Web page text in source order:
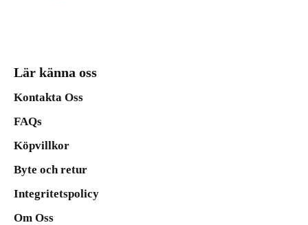
Lär känna oss
Kontakta Oss
FAQs
Köpvillkor
Byte och retur
Integritetspolicy
Om Oss